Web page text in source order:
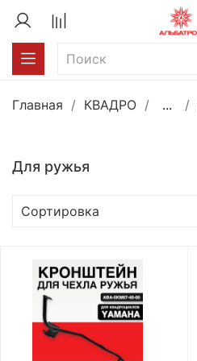
Главная КВАДРО ...
Для ружья